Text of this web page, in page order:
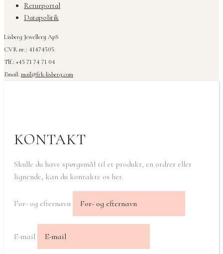
Returportal
Datapolitik
Lisberg Jewellery ApS
CVR nr.: 41474505
Tlf.: +45 71 74 71 04
Email: mail@frk-lisberg.com
KONTAKT
Skulle du have spørgsmål til et produkt, en ordrer eller
lignende, kan du kontakte os her.
For- og efternavn
E-mail